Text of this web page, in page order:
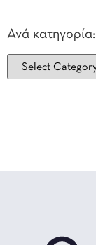
Ανά κατηγορία: